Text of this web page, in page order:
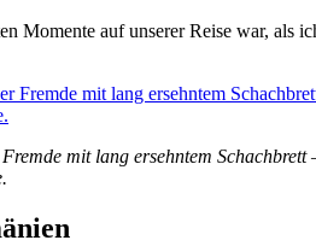
Momente auf unserer Reise war, als
mit lang ersehntem Schachbrett